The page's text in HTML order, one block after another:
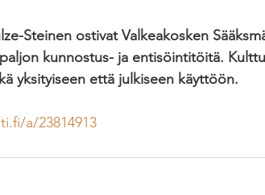
Steinen ostivat Valkeakosken
kunnostus- ja entisöintitöitä.
yksityiseen että julkiseen käyttöön.
a/23814913